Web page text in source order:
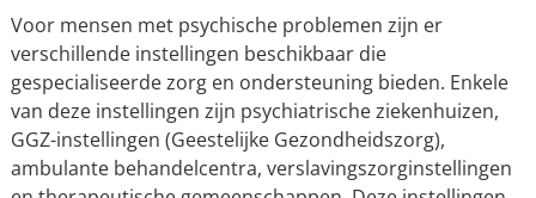
Voor mensen met psychische problemen zijn er
verschillende instellingen beschikbaar die
gespecialiseerde zorg en ondersteuning bieden. Enkele
van deze instellingen zijn psychiatrische ziekenhuizen,
GGZ-instellingen (Geestelijke Gezondheidszorg),
ambulante behandelcentra, verslavingszorginstellingen